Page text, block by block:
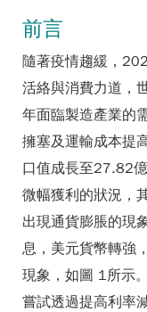
前言
隨著疫情趨緩，
活絡與消費力道，
年面臨製造產業的
擁塞及運輸成本提
口值成長至27.82
微幅獲利的狀況，
出現通貨膨脹的現
息，美元貨幣轉強
現象，如圖 1所示
嘗試透過提高利率